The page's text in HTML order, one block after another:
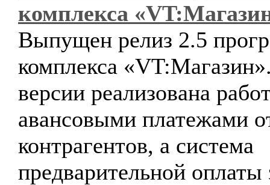
комплекса
Выпущен релиз 2.5
комплекса
версии реализована
авансовыми платежами
контрагентов, а система
предварительной оплаты